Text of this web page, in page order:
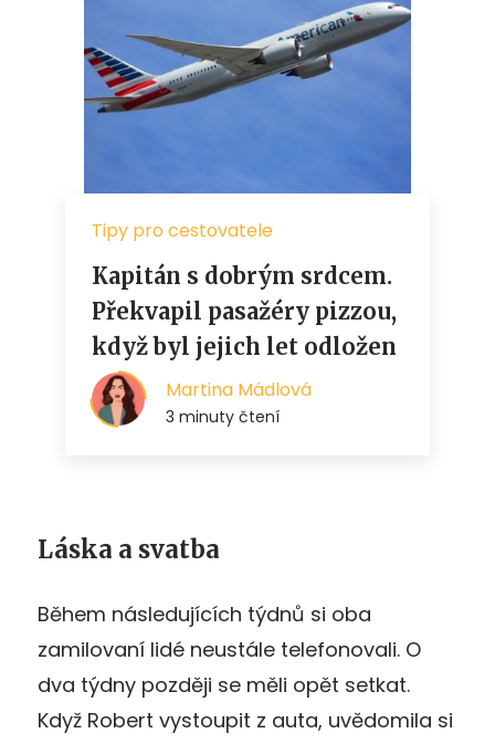
Láska a svatba
Během následujících týdnů si oba
zamilovaní lidé neustále telefonovali. O
dva týdny později se měli opět setkat.
Když Robert vystoupit z auta, uvědomila si